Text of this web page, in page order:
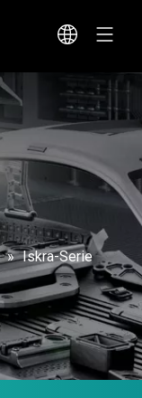
» Iskra-Serie